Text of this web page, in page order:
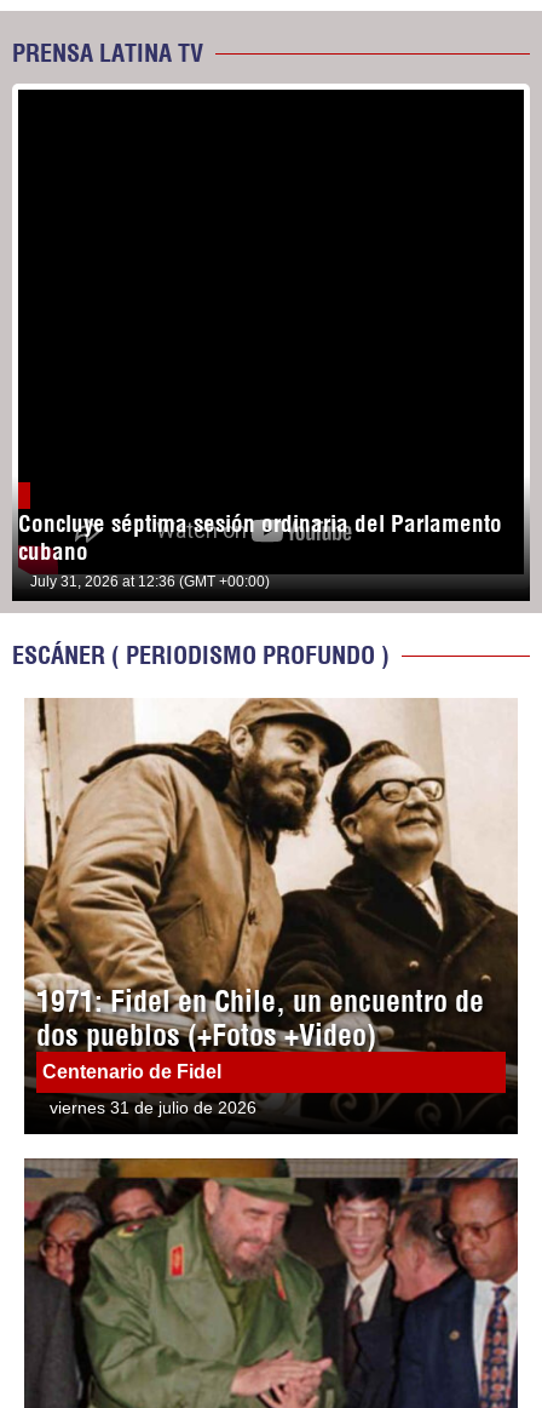
PRENSA LATINA TV
Concluye séptima sesión ordinaria del Parlamento
cubano
July 31, 2026 at 12:36 (GMT +00:00)
ESCÁNER ( PERIODISMO PROFUNDO )
1971: Fidel en Chile, un encuentro de
dos pueblos (+Fotos +Video)
Centenario de Fidel
viernes 31 de julio de 2026